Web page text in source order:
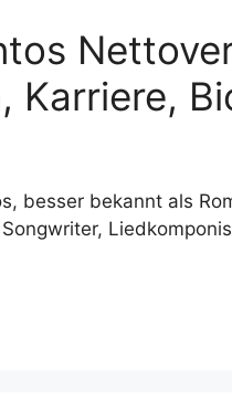
Karriere,
besser bekannt als